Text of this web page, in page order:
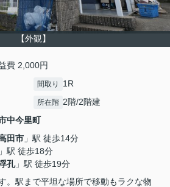
【外観】
費 2,000円
間取り 1R
所在階 2階/2階建
中今里町
田市 」駅 徒歩14分
」駅 徒歩18分
孔」駅 徒歩19分
。駅まで平坦な場所で移動もラクな物